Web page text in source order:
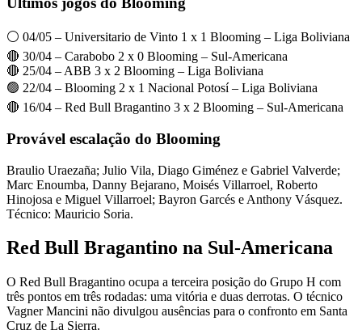
⚪ 04/05 – Universitario de Vinto 1 x 1 Blooming – Liga Boliviana
🔴 30/04 – Carabobo 2 x 0 Blooming – Sul-Americana
🔴 25/04 – ABB 3 x 2 Blooming – Liga Boliviana
🟢 22/04 – Blooming 2 x 1 Nacional Potosí – Liga Boliviana
🔴 16/04 – Red Bull Bragantino 3 x 2 Blooming – Sul-Americana
Provável escalação do Blooming
Braulio Uraezaña; Julio Vila, Diago Giménez e Gabriel Valverde;
Marc Enoumba, Danny Bejarano, Moisés Villarroel, Roberto
Hinojosa e Miguel Villarroel; Bayron Garcés e Anthony Vásquez.
Técnico: Mauricio Soria.
Red Bull Bragantino na Sul-Americana
O Red Bull Bragantino ocupa a terceira posição do Grupo H com
três pontos em três rodadas: uma vitória e duas derrotas. O técnico
Vagner Mancini não divulgou ausências para o confronto em Santa
Cruz de La Sierra.